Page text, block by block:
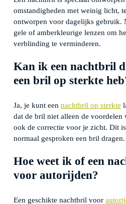
omstandigheden met weinig licht,
ontworpen voor dagelijks gebruik.
gele of amberkleurige lenzen om
verblinding te verminderen.
Kan ik een nachtbril
een bril op sterkte
Ja, je kunt een nachtbril op sterkte
dat de bril niet alleen de voordelen
ook de correctie voor je zicht. Dit
normaal gesproken een bril dragen.
Hoe weet ik of een
voor autorijden?
Een geschikte nachtbril voor